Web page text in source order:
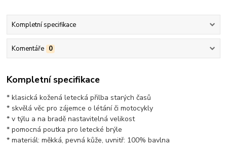
Kompletní specifikace
Komentáře 0
Kompletní specifikace
* klasická kožená letecká přilba starých časů
* skvělá věc pro zájemce o létání či motocykly
* v týlu a na bradě nastavitelná velikost
* pomocná poutka pro letecké brýle
* materiál: měkká, pevná kůže, uvnitř: 100% bavlna